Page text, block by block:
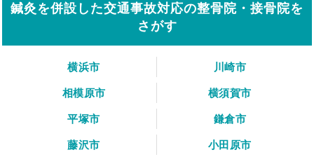
鍼灸を併設した交通事故対応の整骨院・接骨院を
さがす
横浜市
川崎市
相模原市
横須賀市
平塚市
鎌倉市
藤沢市
小田原市